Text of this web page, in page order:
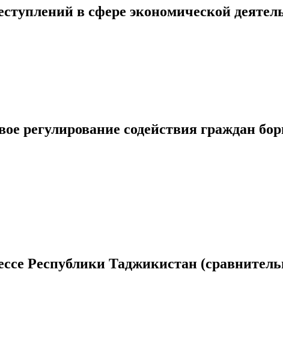
в сфере экономической
регулирование содействия граждан
Республики Таджикистан